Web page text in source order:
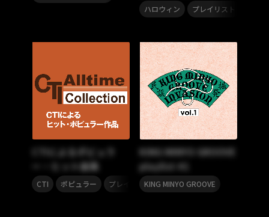
ハロウィン プレイリスト
CTIによるポピュラ
ー・ヒット曲集
CTI ポピュラー プレイリスト
KING MINYO GROOVE
playlist #1
KING MINYO GROOVE